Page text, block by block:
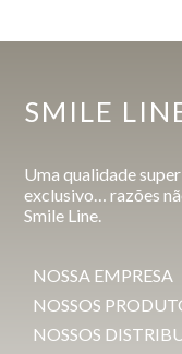
SMILE
Uma qualidade
exclusivo… razões
Smile Line.
NOSSA EMPRESA
NOSSOS
NOSSOS